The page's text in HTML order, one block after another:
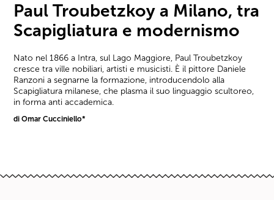
Paul Troubetzkoy a Milano, tra
Scapigliatura e modernismo
Nato nel 1866 a Intra, sul Lago Maggiore, Paul Troubetzkoy
cresce tra ville nobiliari, artisti e musicisti. È il pittore Daniele
Ranzoni a segnarne la formazione, introducendolo alla
Scapigliatura milanese, che plasma il suo linguaggio scultoreo,
in forma anti accademica.
di Omar Cucciniello*